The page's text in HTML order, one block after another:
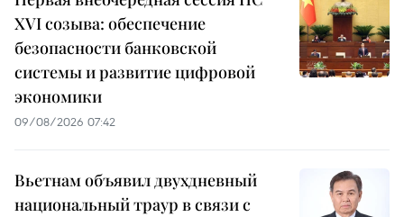
XVI созыва: обеспечение
безопасности банковской
системы и развитие цифровой
экономики
09/08/2026 07:42
Вьетнам объявил двухдневный
национальный траур в связи с